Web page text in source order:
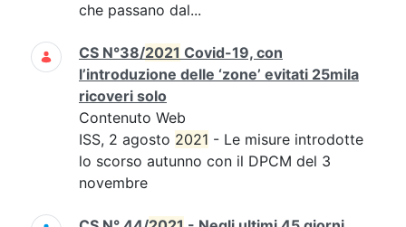
che passano dal...
CS N°38/2021 Covid-19, con
l’introduzione delle ‘zone’ evitati 25mila
ricoveri solo
Contenuto Web
ISS, 2 agosto 2021 - Le misure introdotte
lo scorso autunno con il DPCM del 3
novembre